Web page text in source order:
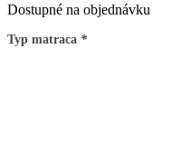
Dostupné na objednávku
Typ matraca *